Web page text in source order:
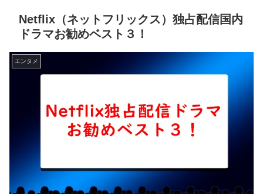
Netflix（ネットフリックス）独占配信国内
ドラマお勧めベスト３！
エンタメ